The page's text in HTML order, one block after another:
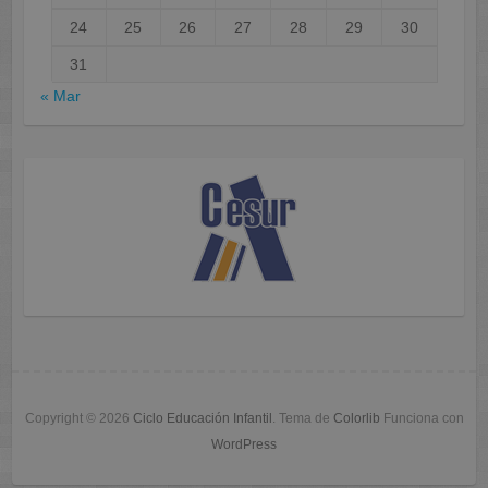
24 25 26 27 28 29 30
31
« Mar
Copyright © 2026 Ciclo Educación Infantil . Tema de Colorlib Funciona con
WordPress